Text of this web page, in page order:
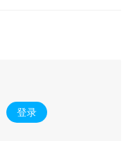
登录 。